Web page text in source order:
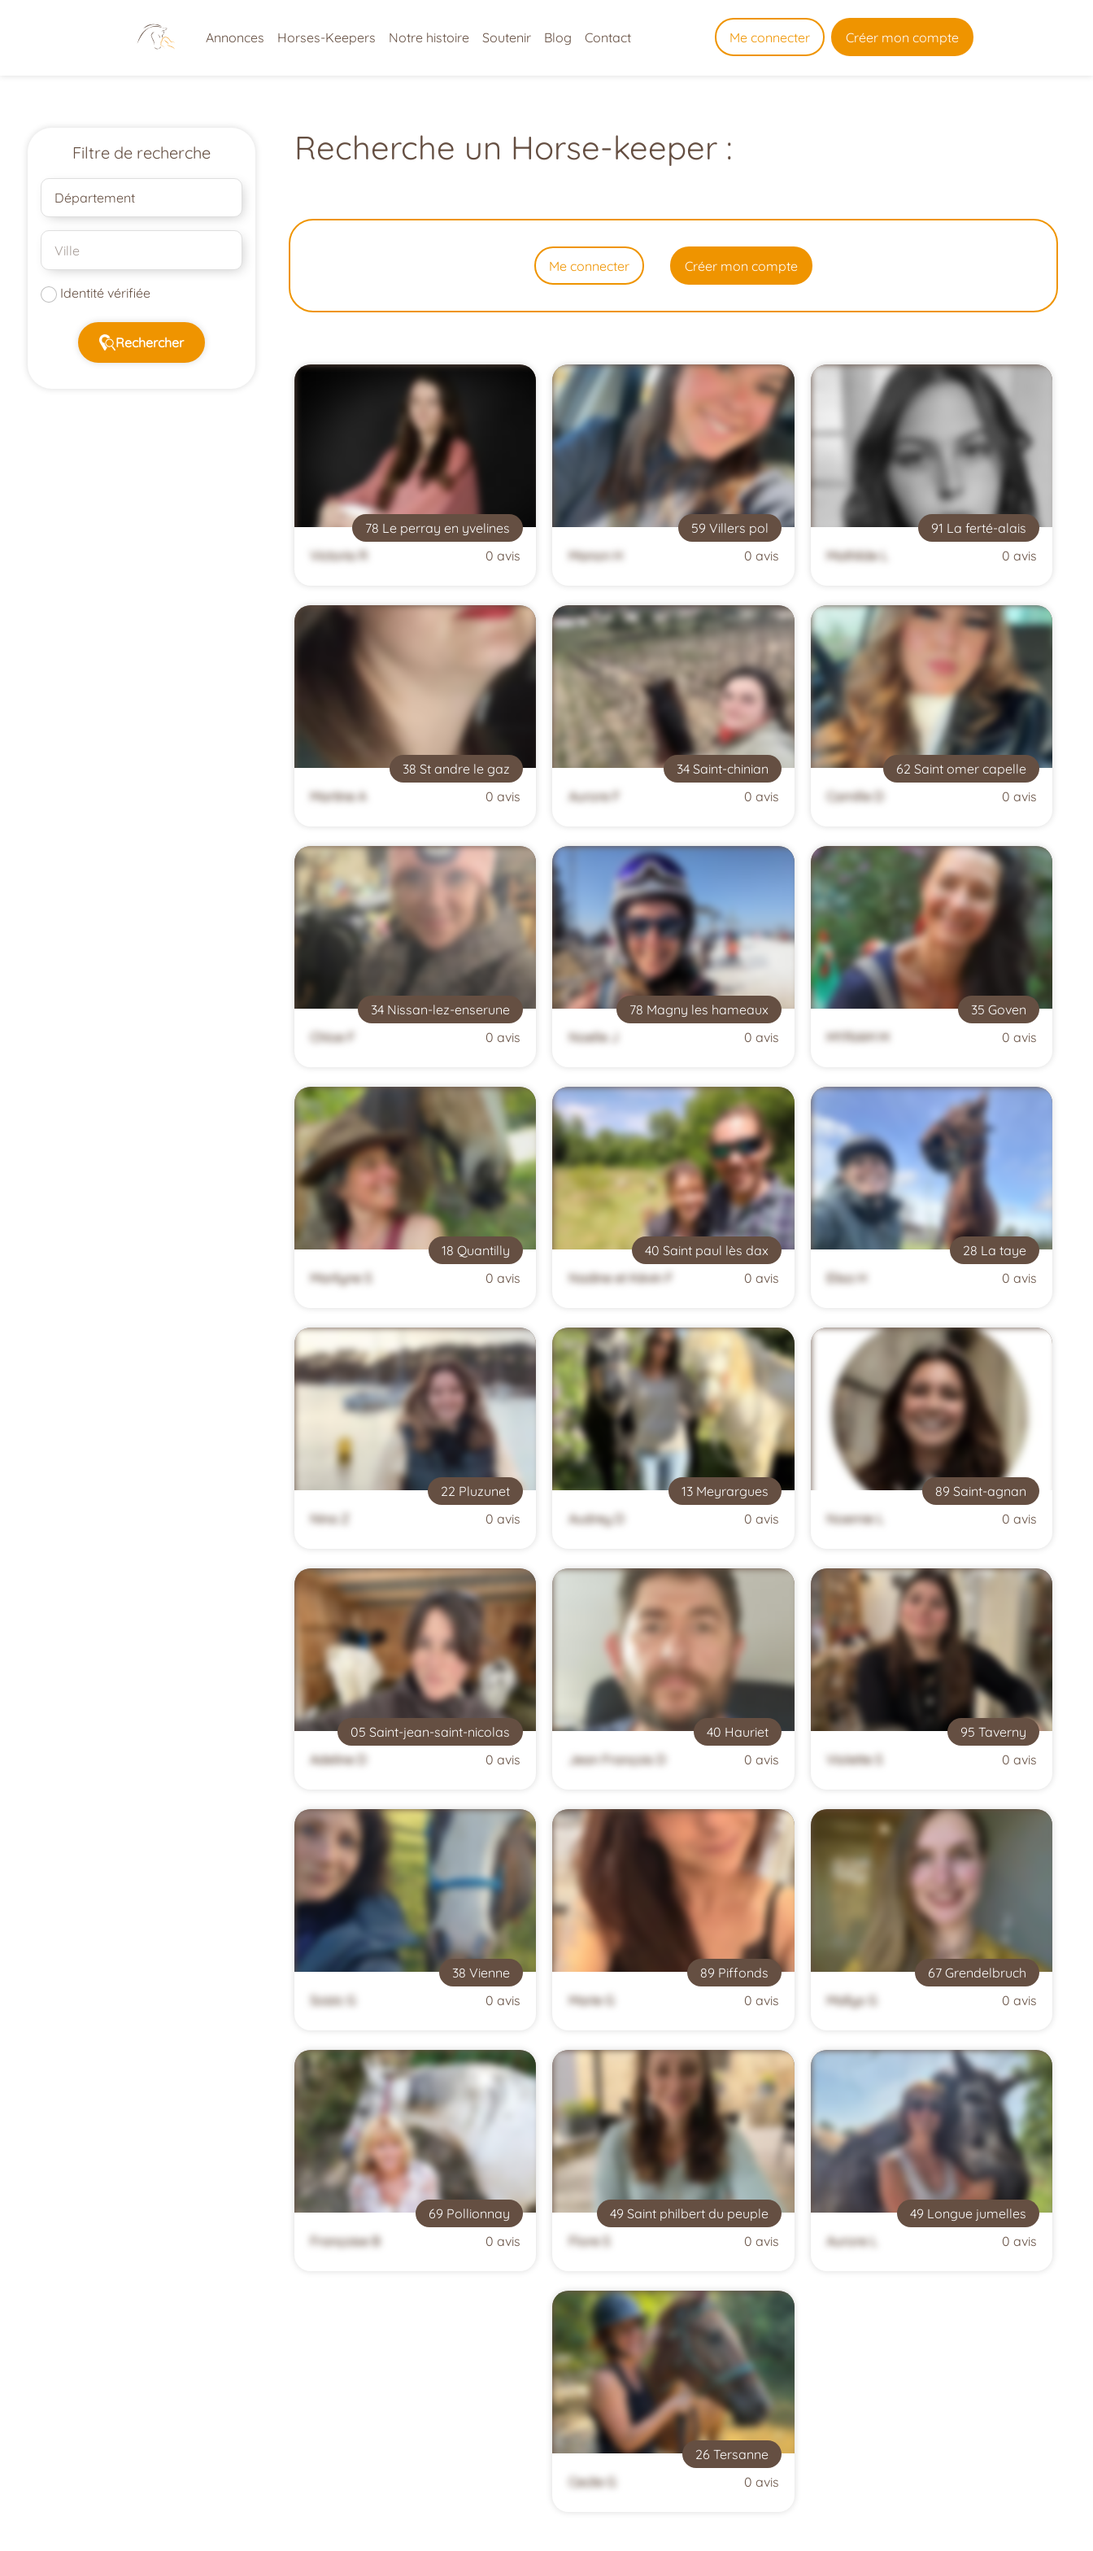
Annonces Horses-Keepers Notre histoire Soutenir Blog Contact Me connecter Créer mon compte
Filtre de recherche
Identité vérifiée
Rechercher
Recherche un Horse-keeper :
Me connecter Créer mon compte
78 Le perray en yvelines
Victoria R
0 avis
59 Villers pol
Manon H
0 avis
91 La ferté-alais
Mathilde L
0 avis
38 St andre le gaz
Martine A
0 avis
34 Saint-chinian
Aurore F
0 avis
62 Saint omer capelle
Camille D
0 avis
34 Nissan-lez-enserune
Chloe F
0 avis
78 Magny les hameaux
Noelle J
0 avis
35 Goven
MYRIAM M
0 avis
18 Quantilly
Marilyne S
0 avis
40 Saint paul lès dax
Nadine et Kévin F
0 avis
28 La taye
Elisa H
0 avis
22 Pluzunet
Nina Z
0 avis
13 Meyrargues
Audrey D
0 avis
89 Saint-agnan
Noemie L
0 avis
05 Saint-jean-saint-nicolas
Adeline D
0 avis
40 Hauriet
Jean François D
0 avis
95 Taverny
Violette S
0 avis
38 Vienne
Soizic G
0 avis
89 Piffonds
Marie G
0 avis
67 Grendelbruch
Maïlys G
0 avis
69 Pollionnay
Françoise B
0 avis
49 Saint philbert du peuple
Flore S
0 avis
49 Longue jumelles
Aurore L
0 avis
26 Tersanne
Cecile G
0 avis